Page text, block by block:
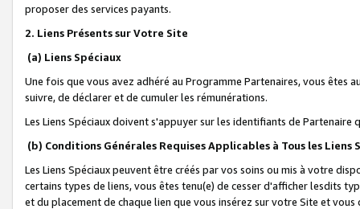
proposer des services payants.
2. Liens Présents sur Votre Site
(a) Liens Spéciaux
Une fois que vous avez adhéré au Programme Partenaires, vous êtes
suivre, de déclarer et de cumuler les rémunérations.
Les Liens Spéciaux doivent s'appuyer sur les identifiants de Partenaire
(b) Conditions Générales Requises Applicables à Tous les Liens
Les Liens Spéciaux peuvent être créés par vos soins ou mis à votre
certains types de liens, vous êtes tenu(e) de cesser d'afficher lesdits
et du placement de chaque lien que vous insérez sur votre Site et